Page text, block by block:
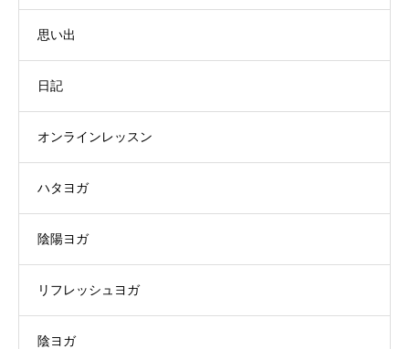
思い出
日記
オンラインレッスン
ハタヨガ
陰陽ヨガ
リフレッシュヨガ
陰ヨガ